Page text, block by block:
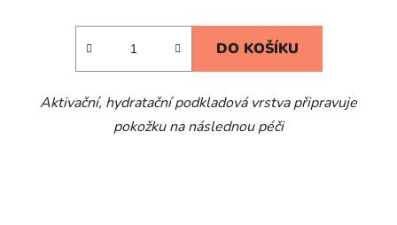
DO KOŠÍKU
Aktivační, hydratační podkladová vrstva připravuje
pokožku na následnou péči